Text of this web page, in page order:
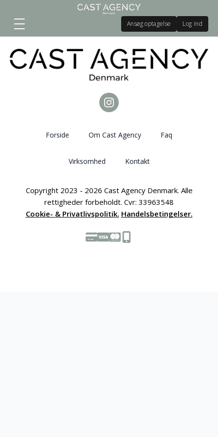
Ansøg optagelse Log ind
Forside Om Cast Agency Faq
Virksomhed Kontakt
Copyright 2023 - 2026 Cast Agency Denmark. Alle
rettigheder forbeholdt. Cvr: 33963548
Cookie- & Privatlivspolitik. Handelsbetingelser.